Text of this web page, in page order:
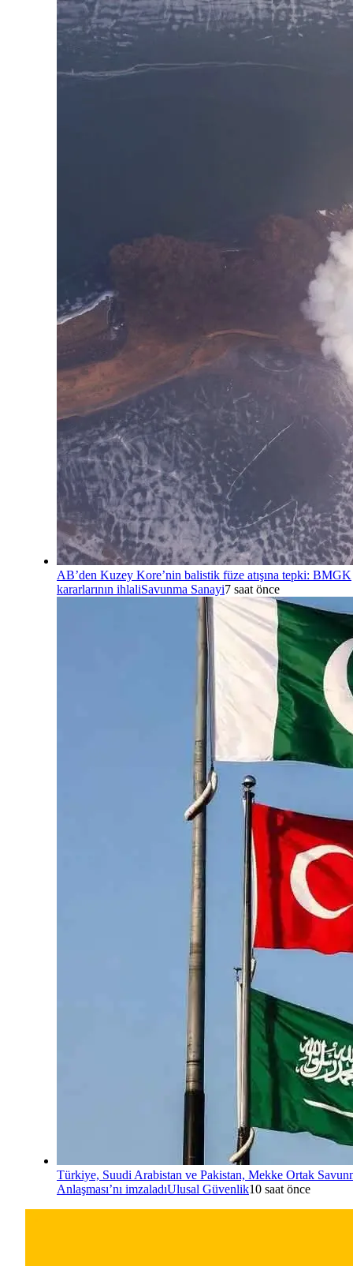
AB’den Kuzey Kore’nin balistik füze atışına tepki: BMGK
kararlarının ihlaliSavunma Sanayi7 saat önce
Türkiye, Suudi Arabistan ve Pakistan, Mekke Ortak
Anlaşması’nı imzaladıUlusal Güvenlik10 saat önce